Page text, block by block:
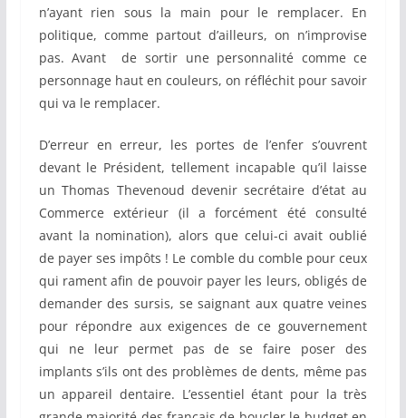
n’ayant rien sous la main pour le remplacer. En
politique, comme partout d’ailleurs, on n’improvise
pas. Avant de sortir une personnalité comme ce
personnage haut en couleurs, on réfléchit pour savoir
qui va le remplacer.
D’erreur en erreur, les portes de l’enfer s’ouvrent
devant le Président, tellement incapable qu’il laisse
un Thomas Thevenoud devenir secrétaire d’état au
Commerce extérieur (il a forcément été consulté
avant la nomination), alors que celui-ci avait oublié
de payer ses impôts ! Le comble du comble pour ceux
qui rament afin de pouvoir payer les leurs, obligés de
demander des sursis, se saignant aux quatre veines
pour répondre aux exigences de ce gouvernement
qui ne leur permet pas de se faire poser des
implants s’ils ont des problèmes de dents, même pas
un appareil dentaire. L’essentiel étant pour la très